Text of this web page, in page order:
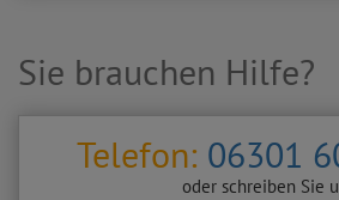
Sie brauchen Hilfe?
Telefon: 06301
oder schreiben Sie